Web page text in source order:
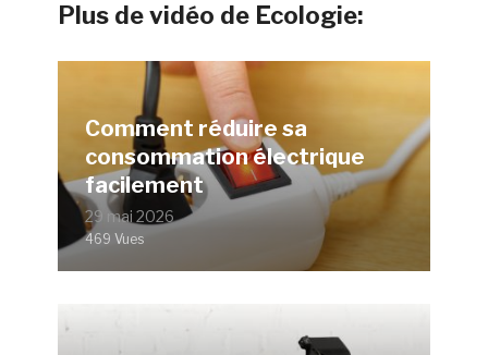
Plus de vidéo de Ecologie:
Comment réduire sa
consommation électrique
facilement
29 mai 2026
469 Vues